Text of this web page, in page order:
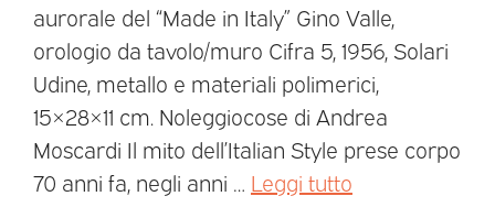
aurorale del “Made in Italy” Gino Valle,
orologio da tavolo/muro Cifra 5, 1956, Solari
Udine, metallo e materiali polimerici,
15×28×11 cm. Noleggiocose di Andrea
Moscardi Il mito dell’Italian Style prese corpo
70 anni fa, negli anni … Leggi tutto